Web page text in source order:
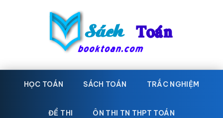
Sách
Toán
Học
toán,HỌC TOÁN SÁCH TOÁN TRẮC NGHIỆM
ĐỀ THI ÔN THI TN THPT TOÁN